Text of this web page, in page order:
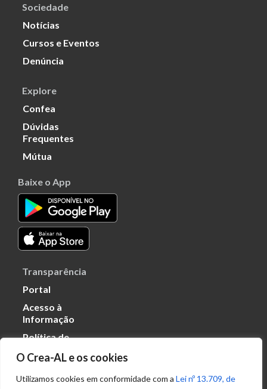
O Crea-AL e os cookies
Utilizamos cookies em conformidade com a Lei nº 13.709, de
Sociedade
Notícias
Cursos e Eventos
Denúncia
Explore
Confea
Dúvidas
Frequentes
Mútua
Baixe o App
Transparência
Portal
Acesso à
Informação
Política de
Dados